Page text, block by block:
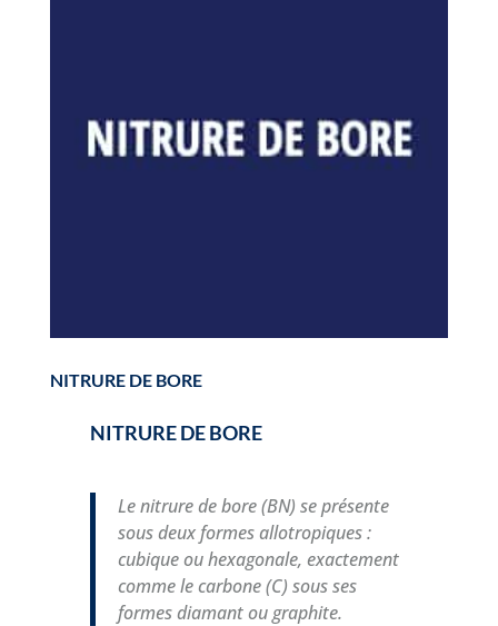
NITRURE DE BORE
NITRURE DE BORE
Le nitrure de bore (BN) se présente
sous deux formes allotropiques :
cubique ou hexagonale, exactement
comme le carbone (C) sous ses
formes diamant ou graphite.